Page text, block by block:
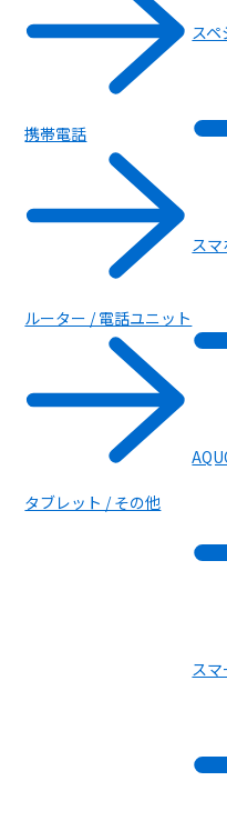
携帯電話
ルーター / 電話ユニット
タブレット / その他
スペ
ス
ス